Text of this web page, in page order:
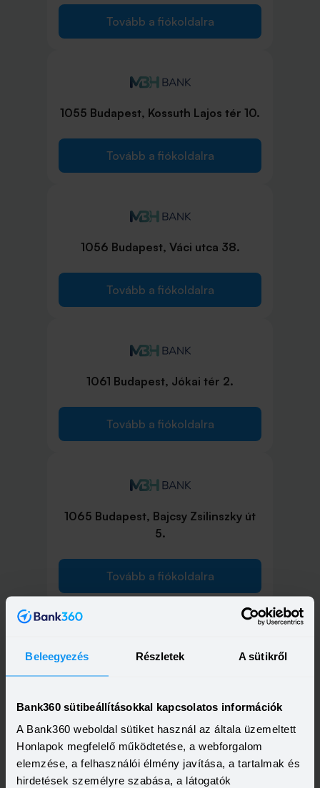
Beleegyezés Részletek A sütikről
Bank360 sütibeállításokkal kapcsolatos információk
A Bank360 weboldal sütiket használ az általa üzemeltett
Honlapok megfelelő működtetése, a webforgalom
elemzése, a felhasználói élmény javítása, a tartalmak és
hirdetések személyre szabása, a látogatók
Tovább a fiókoldalra
1055 Budapest, Kossuth Lajos tér 10.
Tovább a fiókoldalra
1056 Budapest, Váci utca 38.
Tovább a fiókoldalra
1061 Budapest, Jókai tér 2.
Tovább a fiókoldalra
1065 Budapest, Bajcsy Zsilinszky út
5.
Tovább a fiókoldalra
Tovább a fiókoldalra